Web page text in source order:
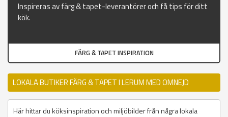
Inspireras av färg & tapet-leverantörer och få tips för ditt
kök.
FÄRG & TAPET INSPIRATION
LOKALA BUTIKER FÄRG & TAPET I LERUM MED OMNEJD
Här hittar du köksinspiration och miljöbilder från några lokala